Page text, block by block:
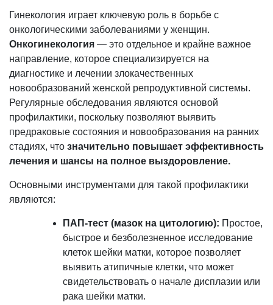
Гинекология играет ключевую роль в борьбе с
онкологическими заболеваниями у женщин.
Онкогинекология — это отдельное и крайне важное
направление, которое специализируется на
диагностике и лечении злокачественных
новообразований женской репродуктивной системы.
Регулярные обследования являются основой
профилактики, поскольку позволяют выявить
предраковые состояния и новообразования на ранних
стадиях, что значительно повышает эффективность
лечения и шансы на полное выздоровление.
Основными инструментами для такой профилактики
являются:
ПАП-тест (мазок на цитологию): Простое,
быстрое и безболезненное исследование
клеток шейки матки, которое позволяет
выявить атипичные клетки, что может
свидетельствовать о начале дисплазии или
рака шейки матки.